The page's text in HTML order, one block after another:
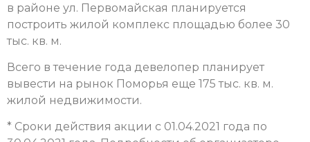
в районе ул. Первомайская планируется
построить жилой комплекс площадью более 30
тыс. кв. м.
Всего в течение года девелопер планирует
вывести на рынок Поморья еще 175 тыс. кв. м.
жилой недвижимости.
* Сроки действия акции с 01.04.2021 года по